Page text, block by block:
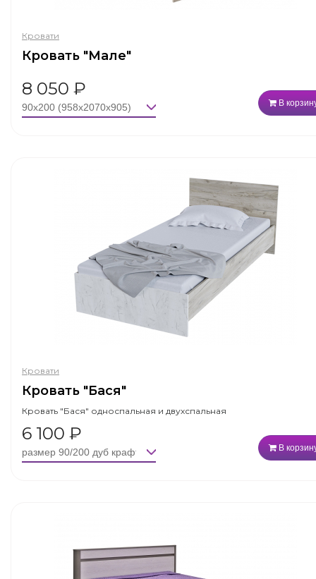
Кровати
Кровать "Мале"
8 050 ₽
В
Кровати
Кровать "Бася"
Кровать "Бася" односпальная и двухспальная
6 100 ₽
В